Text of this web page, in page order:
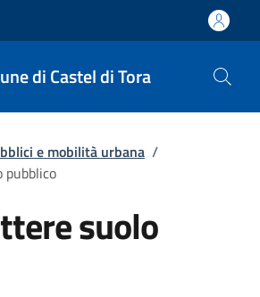
di Castel di Tora
e mobilità urbana /
pubblico
suolo